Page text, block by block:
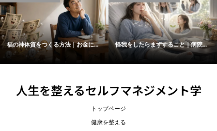
福の神体質をつくる方法｜お金に... 怪我をしたらまずすること｜病院...
人生を整えるセルフマネジメント学
トップページ
健康を整える